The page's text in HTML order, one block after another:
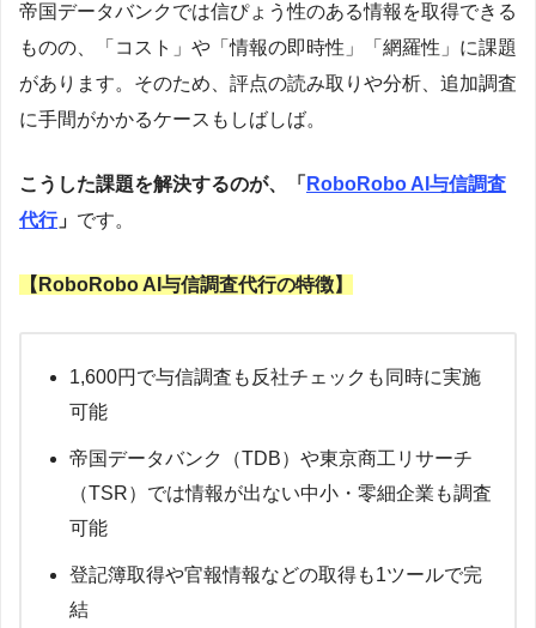
帝国データバンクでは信ぴょう性のある情報を取得できる
ものの、「コスト」や「情報の即時性」「網羅性」に課題
があります。そのため、評点の読み取りや分析、追加調査
に手間がかかるケースもしばしば。
こうした課題を解決するのが、「 RoboRobo AI与信調査
代行」 です。
【RoboRobo AI与信調査代行の特徴】
1,600円で与信調査も反社チェックも同時に実施
可能
帝国データバンク（TDB）や東京商工リサーチ
（TSR）では情報が出ない中小・零細企業も調査
可能
登記簿取得や官報情報などの取得も1ツールで完
結